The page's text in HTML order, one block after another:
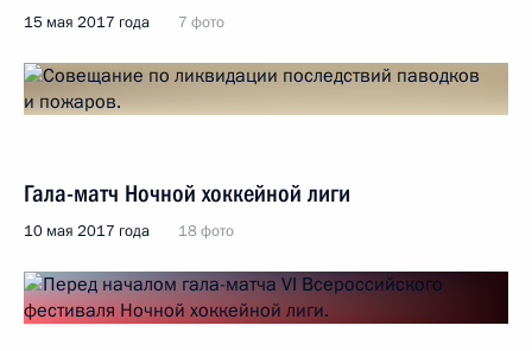
15 мая 2017 года 7 фото
Гала-матч Ночной хоккейной лиги
10 мая 2017 года 18 фото